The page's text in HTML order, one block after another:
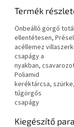
Termék
Önbeálló görgő
ellentétesen,
acéllemez
csapágy a
nyakban,
Poliamid
keréktárcsa,
tűgörgős
csapágy
Kiegészítő